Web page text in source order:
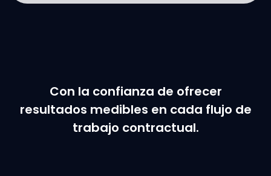
Con la confianza de ofrecer
resultados medibles en cada flujo de
trabajo contractual.